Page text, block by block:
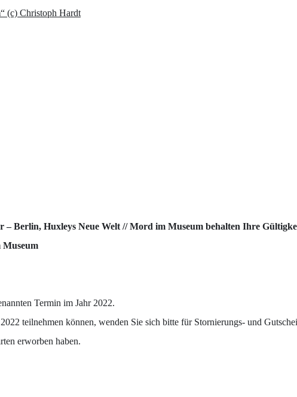
(c) Christoph Hardt
Berlin, Huxleys Neue Welt // Mord im Museum behalten Ihre
Museum
Termin im Jahr 2022.
teilnehmen können, wenden Sie sich bitte für Stornierungs- und
erworben haben.